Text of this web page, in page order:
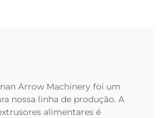
Arrow Machinery foi um
nossa linha de produção. A
alimentares é